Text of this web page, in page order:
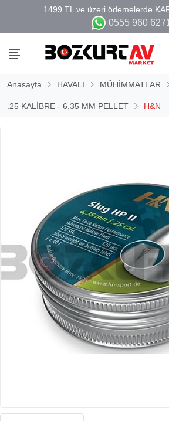
0555 960 6271
Anasayfa HAVALI MÜHİMMATLAR
.25 KALİBRE - 6,35 MM PELLET H&N